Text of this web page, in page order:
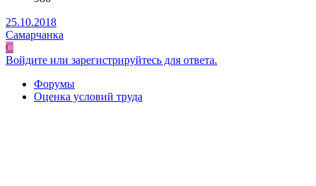
25.10.2018
Самарчанка
С
Войдите или зарегистрируйтесь для ответа.
Форумы
Оценка условий труда